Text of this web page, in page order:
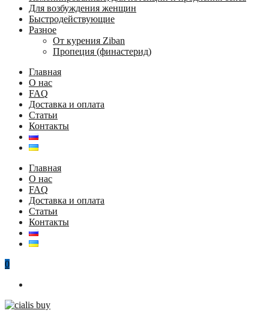
Для возбуждения женщин
Быстродействующие
Разное
От курения Ziban
Пропеция (финастерид)
Главная
О нас
FAQ
Доставка и оплата
Статьи
Контакты
Главная
О нас
FAQ
Доставка и оплата
Статьи
Контакты
0